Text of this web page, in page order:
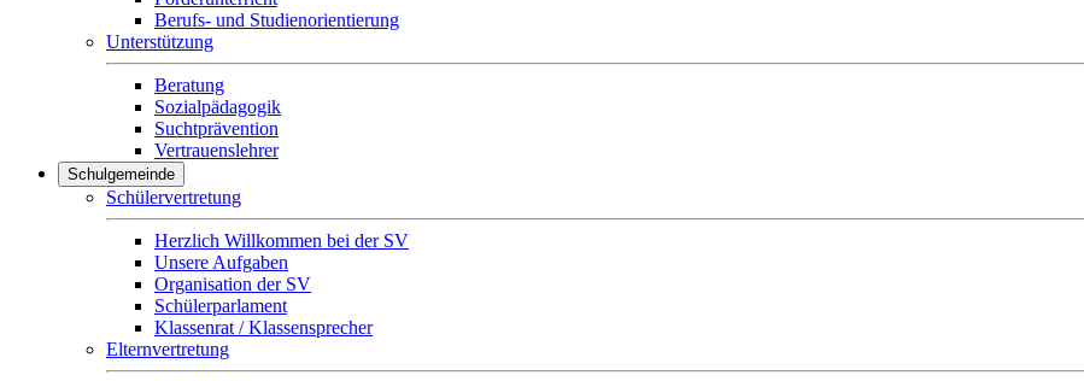
Berufs- und Studienorientierung
Unterstützung
Beratung
Sozialpädagogik
Suchtprävention
Vertrauenslehrer
Schulgemeinde
Schülervertretung
Herzlich Willkommen bei der SV
Unsere Aufgaben
Organisation der SV
Schülerparlament
Klassenrat / Klassensprecher
Elternvertretung